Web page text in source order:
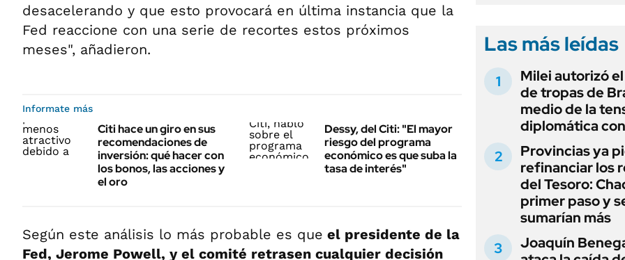
desacelerando y que esto provocará en última instancia que la
Fed reaccione con una serie de recortes estos próximos
meses", añadieron.
Informate más
Citi hace un giro en sus
recomendaciones de
inversión: qué hacer con
los bonos, las acciones y
el oro
Dessy, del Citi: "El mayor
riesgo del programa
económico es que suba la
tasa de interés"
Según este análisis lo más probable es que el presidente de la
Fed, Jerome Powell, y el comité retrasen cualquier decisión
Las más leídas
Milei autorizó
de tropas de
medio de la
diplomática
Provincias ya
refinanciar los
del Tesoro:
primer paso y
sumarían más
Joaquín